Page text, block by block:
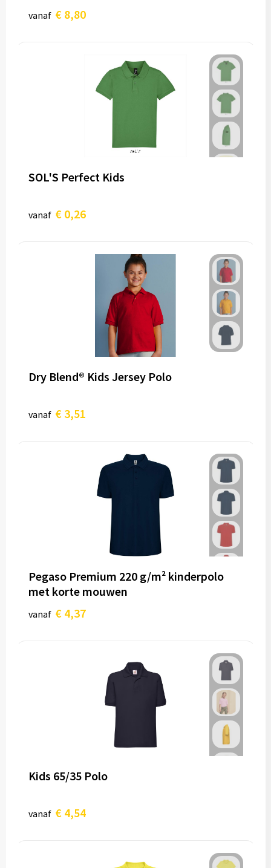
vanaf € 8,80
SOL'S Perfect Kids
vanaf € 0,26
Dry Blend® Kids Jersey Polo
vanaf € 3,51
Pegaso Premium 220 g/m² kinderpolo
met korte mouwen
vanaf € 4,37
Kids 65/35 Polo
vanaf € 4,54